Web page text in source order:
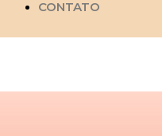
CONTATO